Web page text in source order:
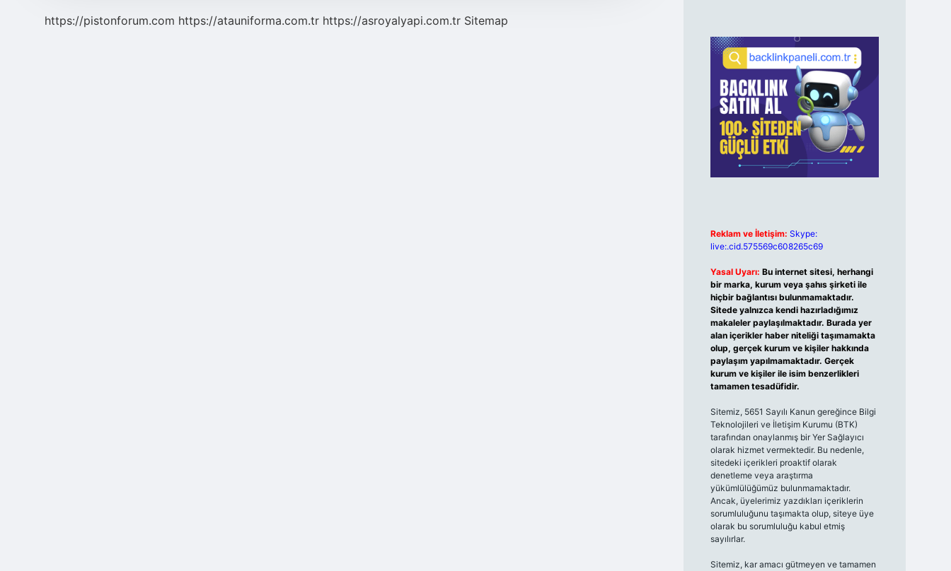
https://pistonforum.com https://atauniforma.com.tr https://asroyalyapi.com.tr Sitemap
Reklam ve İletişim: Skype:
live:.cid.575569c608265c69
Yasal Uyarı: Bu internet sitesi, herhangi
bir marka, kurum veya şahıs şirketi ile
hiçbir bağlantısı bulunmamaktadır.
Sitede yalnızca kendi hazırladığımız
makaleler paylaşılmaktadır. Burada yer
alan içerikler haber niteliği taşımamakta
olup, gerçek kurum ve kişiler hakkında
paylaşım yapılmamaktadır. Gerçek
kurum ve kişiler ile isim benzerlikleri
tamamen tesadüfidir.
Sitemiz, 5651 Sayılı Kanun gereğince Bilgi
Teknolojileri ve İletişim Kurumu (BTK)
tarafından onaylanmış bir Yer Sağlayıcı
olarak hizmet vermektedir. Bu nedenle,
sitedeki içerikleri proaktif olarak
denetleme veya araştırma
yükümlülüğümüz bulunmamaktadır.
Ancak, üyelerimiz yazdıkları içeriklerin
sorumluluğunu taşımakta olup, siteye üye
olarak bu sorumluluğu kabul etmiş
sayılırlar.
Sitemiz, kar amacı gütmeyen ve tamamen